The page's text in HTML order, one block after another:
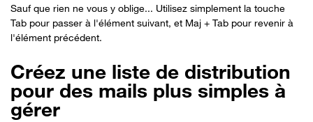
Sauf que rien ne vous y oblige... Utilisez simplement la touche
Tab pour passer à l'élément suivant, et Maj + Tab pour revenir à
l'élément précédent.
Créez une liste de distribution
pour des mails plus simples à
gérer